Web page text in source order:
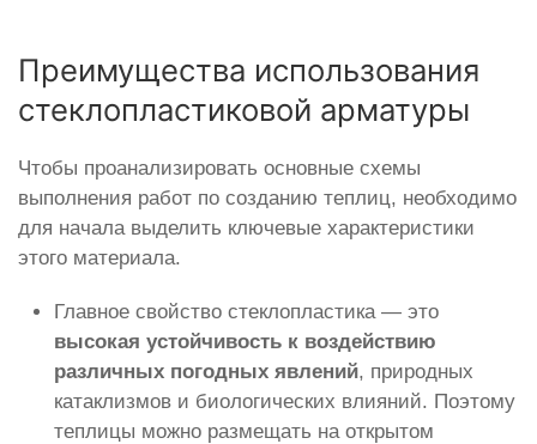
Преимущества использования
стеклопластиковой арматуры
Чтобы проанализировать основные схемы
выполнения работ по созданию теплиц, необходимо
для начала выделить ключевые характеристики
этого материала.
Главное свойство стеклопластика — это
высокая устойчивость к воздействию
различных погодных явлений, природных
катаклизмов и биологических влияний. Поэтому
теплицы можно размещать на открытом